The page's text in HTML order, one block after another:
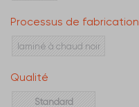
Processus de fabrication
laminé à chaud noir
Qualité
Standard